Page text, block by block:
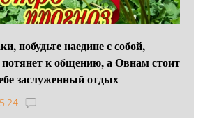
побудьте наедине с собой,
к общению, а Овнам стоит
заслуженный отдых